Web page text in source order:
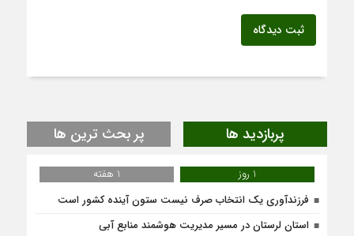
ثبت دیدگاه
پربازدید ها پر بحث ترین ها
1 روز
1 هفته
فرزندآوری یک انتخاب صرف نیست ستون آینده کشور است
استان لرستان در مسیر مدیریت هوشمند منابع آبی